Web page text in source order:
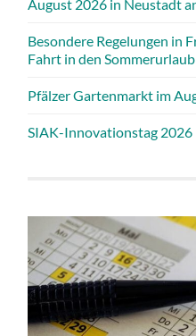
August 2026 in Neustadt
Besondere Regelungen in
Fahrt in den Sommerurlaub
Pfälzer Gartenmarkt im
SIAK-Innovationstag